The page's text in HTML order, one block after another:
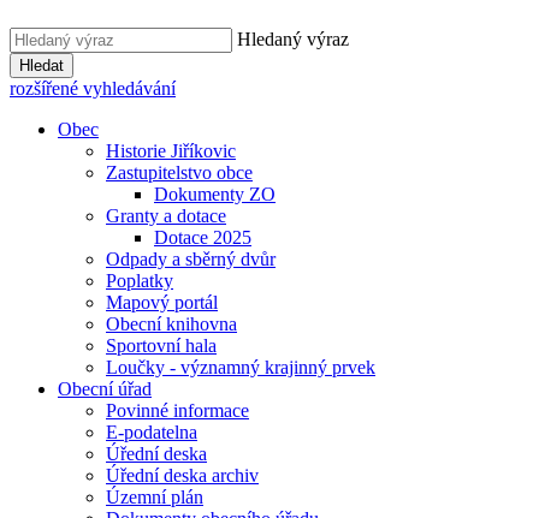
Hledaný výraz
Hledat
rozšířené vyhledávání
Obec
Historie Jiříkovic
Zastupitelstvo obce
Dokumenty ZO
Granty a dotace
Dotace 2025
Odpady a sběrný dvůr
Poplatky
Mapový portál
Obecní knihovna
Sportovní hala
Loučky - významný krajinný prvek
Obecní úřad
Povinné informace
E-podatelna
Úřední deska
Úřední deska archiv
Územní plán